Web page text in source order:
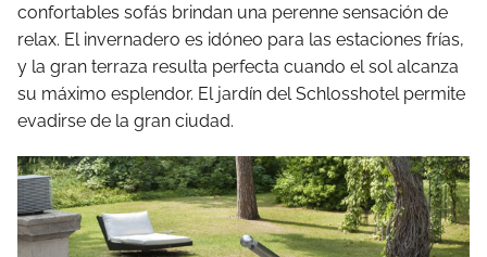
confortables sofás brindan una perenne sensación de
relax. El invernadero es idóneo para las estaciones frías,
y la gran terraza resulta perfecta cuando el sol alcanza
su máximo esplendor. El jardín del Schlosshotel permite
evadirse de la gran ciudad.